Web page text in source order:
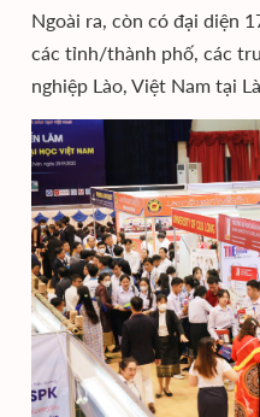
Ngoài ra, còn có đại diện
các tỉnh/thành phố, các
nghiệp Lào, Việt Nam tại